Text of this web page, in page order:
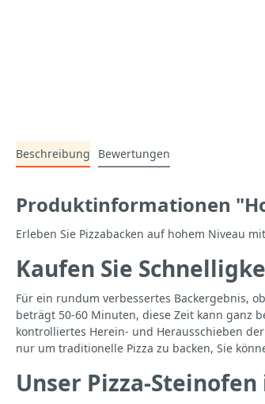
Beschreibung Bewertungen
Produktinformationen
Erleben Sie Pizzabacken auf hohem Niveau
Kaufen Sie
Für ein rundum verbessertes Backergebnis,
beträgt 50-60 Minuten, diese Zeit kann ganz
kontrolliertes Herein- und Herausschieben
nur um traditionelle Pizza zu backen, Sie
Unser Pizza-